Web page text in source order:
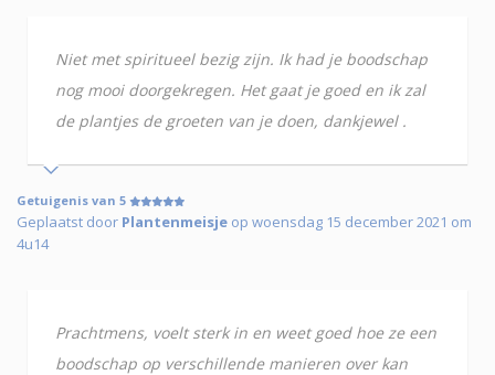
Niet met spiritueel bezig zijn. Ik had je boodschap
nog mooi doorgekregen. Het gaat je goed en ik zal
de plantjes de groeten van je doen, dankjewel .
Getuigenis van 5
Geplaatst door Plantenmeisje op woensdag 15 december 2021 om
4u14
Prachtmens, voelt sterk in en weet goed hoe ze een
boodschap op verschillende manieren over kan